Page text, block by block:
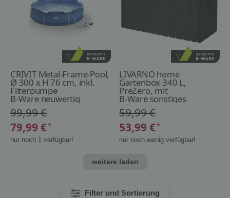
Filter und Sortierung
CRIVIT Metal-Frame-Pool,
Ø 300 x H 76 cm, inkl.
Fliterpumpe
B-Ware neuwertig
99,99 €
79,99 €*
nur noch 1 verfügbar!
LIVARNO home
Gartenbox 340 L,
PreZero, mit
Gasdruckfedern
B-Ware sonstiges
59,99 €
53,99 €*
nur noch wenig verfügbar!
weitere laden